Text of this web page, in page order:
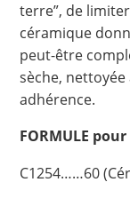
terre”, de
céramique
peut-être
sèche,
adhérence.
FORMULE
C1254……60